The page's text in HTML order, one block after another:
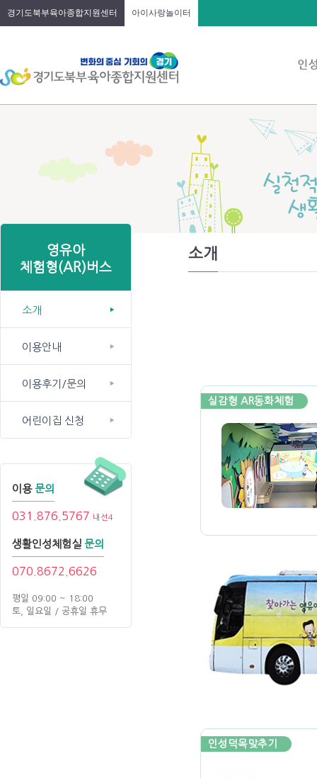
경기도북부육아종합지원센터 아이사랑놀이터
영유아
체험형(AR)버스
소개
이용안내
이용후기/문의
어린이집 신청
이용 문의
031.876.5767 내선4
생활인성체험실 문의
070.8672.6626
평일 09:00 ~ 18:00
토, 일요일 / 공휴일 휴무
소개
실감형 AR동화체험
인성덕목맞추기